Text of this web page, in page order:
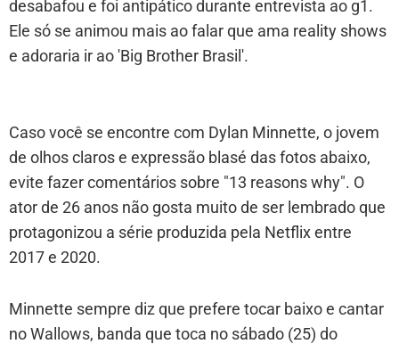
desabafou e foi antipático durante entrevista ao g1.
Ele só se animou mais ao falar que ama reality shows
e adoraria ir ao 'Big Brother Brasil'.
Caso você se encontre com Dylan Minnette, o jovem
de olhos claros e expressão blasé das fotos abaixo,
evite fazer comentários sobre "13 reasons why". O
ator de 26 anos não gosta muito de ser lembrado que
protagonizou a série produzida pela Netflix entre
2017 e 2020.
Minnette sempre diz que prefere tocar baixo e cantar
no Wallows, banda que toca no sábado (25) do